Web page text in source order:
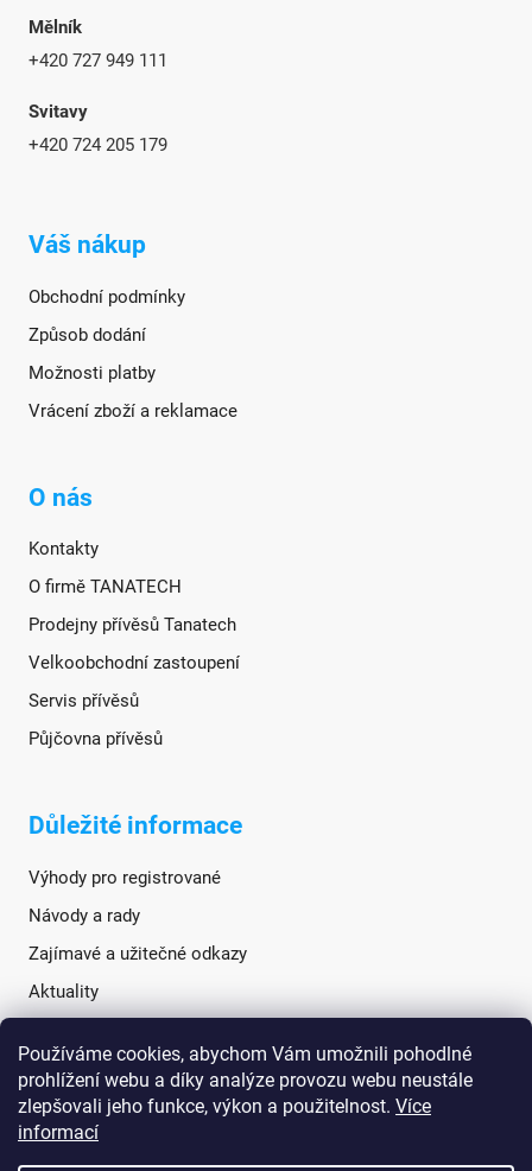
Používáme cookies, abychom Vám umožnili pohodlné
prohlížení webu a díky analýze provozu webu neustále
zlepšovali jeho funkce, výkon a použitelnost. Více
informací
Mělník
+420 727 949 111
Svitavy
+420 724 205 179
Váš nákup
Obchodní podmínky
Způsob dodání
Možnosti platby
Vrácení zboží a reklamace
O nás
Kontakty
O firmě TANATECH
Prodejny přívěsů Tanatech
Velkoobchodní zastoupení
Servis přívěsů
Půjčovna přívěsů
Důležité informace
Výhody pro registrované
Návody a rady
Zajímavé a užitečné odkazy
Aktuality
Sociální sítě